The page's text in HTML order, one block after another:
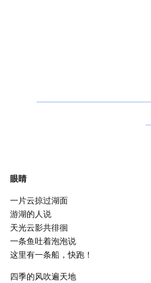
眼睛
一片云掠过湖面
游湖的人说
天光云影共徘徊
一条鱼吐着泡泡说
这里有一条船，快跑！
四季的风吹遍天地